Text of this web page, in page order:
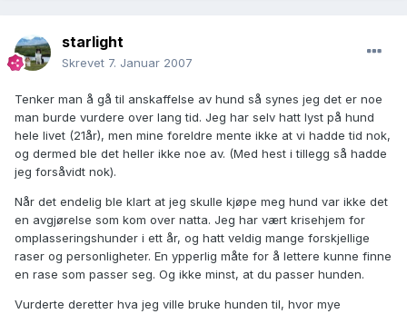
starlight
Skrevet 7. Januar 2007
Tenker man å gå til anskaffelse av hund så synes jeg det er noe
man burde vurdere over lang tid. Jeg har selv hatt lyst på hund
hele livet (21år), men mine foreldre mente ikke at vi hadde tid nok,
og dermed ble det heller ikke noe av. (Med hest i tillegg så hadde
jeg forsåvidt nok).
Når det endelig ble klart at jeg skulle kjøpe meg hund var ikke det
en avgjørelse som kom over natta. Jeg har vært krisehjem for
omplasseringshunder i ett år, og hatt veldig mange forskjellige
raser og personligheter. En ypperlig måte for å lettere kunne finne
en rase som passer seg. Og ikke minst, at du passer hunden.
Vurderte deretter hva jeg ville bruke hunden til, hvor mye